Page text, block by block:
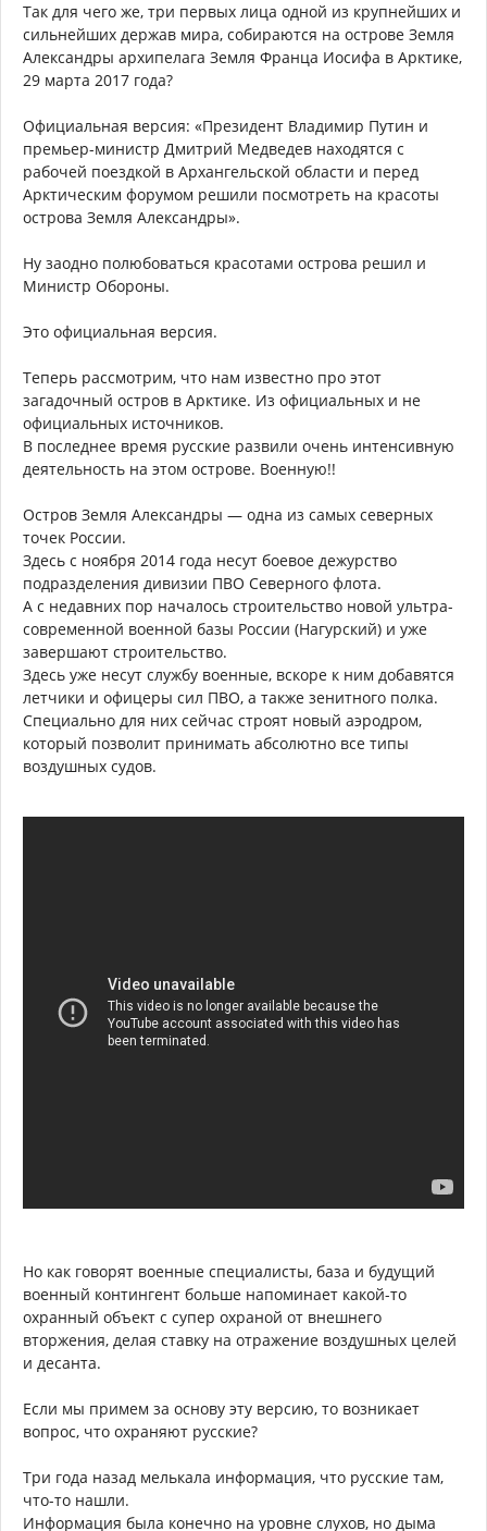
Так для чего же, три первых лица одной из крупнейших и
сильнейших держав мира, собираются на острове Земля
Александры архипелага Земля Франца Иосифа в Арктике,
29 марта 2017 года?
Официальная версия: «Президент Владимир Путин и
премьер-министр Дмитрий Медведев находятся с
рабочей поездкой в Архангельской области и перед
Арктическим форумом решили посмотреть на красоты
острова Земля Александры».
Ну заодно полюбоваться красотами острова решил и
Министр Обороны.
Это официальная версия.
Теперь рассмотрим, что нам известно про этот
загадочный остров в Арктике. Из официальных и не
официальных источников.
В последнее время русские развили очень интенсивную
деятельность на этом острове. Военную!!
Остров Земля Александры — одна из самых северных
точек России.
Здесь с ноября 2014 года несут боевое дежурство
подразделения дивизии ПВО Северного флота.
А с недавних пор началось строительство новой ультра-
современной военной базы России (Нагурский) и уже
завершают строительство.
Здесь уже несут службу военные, вскоре к ним добавятся
летчики и офицеры сил ПВО, а также зенитного полка.
Специально для них сейчас строят новый аэродром,
который позволит принимать абсолютно все типы
воздушных судов.
Но как говорят военные специалисты, база и будущий
военный контингент больше напоминает какой-то
охранный объект с супер охраной от внешнего
вторжения, делая ставку на отражение воздушных целей
и десанта.
Если мы примем за основу эту версию, то возникает
вопрос, что охраняют русские?
Три года назад мелькала информация, что русские там,
что-то нашли.
Информация была конечно на уровне слухов, но дыма